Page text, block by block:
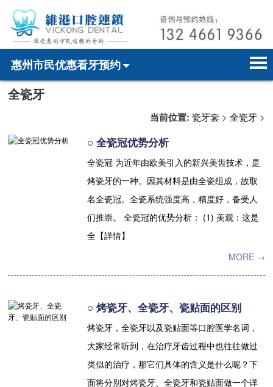
惠州市民优惠看牙预约
首页
hospital introduction
medical news
dental case
dental implant
就医指引
contact us
电话预约
全瓷牙
当前位置: 瓷牙套 > 全瓷牙>
○ 全瓷冠优势分析
全瓷冠 为近年由欧美引入的新兴美齿技术，是
烤瓷牙的一种。因其材料是由全瓷组成，故取
名全瓷冠。全瓷系统强度高，精度好，备受人
们推崇。 全瓷冠的优势分析： (1) 美观：这是
全【詳情】
MORE →
○ 烤瓷牙、全瓷牙、瓷贴面的区别
烤瓷牙，全瓷牙以及瓷贴面等口腔医学名词，
大家经常听到，在治疗牙齿过程中也往往做过
类似的治疗，那它们具体的含义是什么呢？下
面将分别对烤瓷牙、全瓷牙和瓷贴面做一个详